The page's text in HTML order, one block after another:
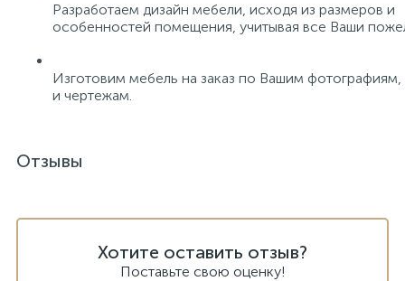
Разработаем дизайн мебели, исходя из размеров и
особенностей помещения, учитывая все Ваши
Изготовим мебель на заказ по Вашим фотографиям,
и чертежам.
Отзывы
Хотите оставить отзыв?
Поставьте свою оценку!